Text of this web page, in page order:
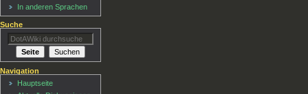
In anderen Sprachen
Suche
Navigation
Hauptseite